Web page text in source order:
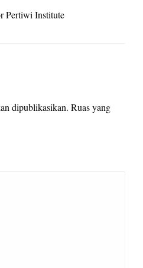
Pertiwi Institute
dipublikasikan. Ruas yang